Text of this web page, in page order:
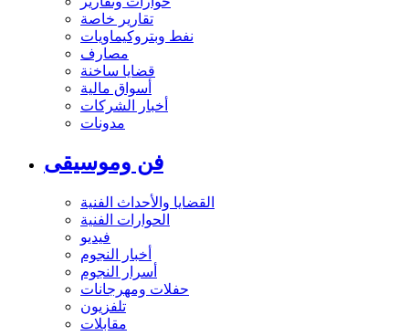
تقارير خاصة
نفط وبتروكيماويات
مصارف
قضايا ساخنة
أسواق مالية
أخبار الشركات
مدونات
فن وموسيقى
القضايا والأحداث الفنية
الحوارات الفنية
فيديو
أخبار النجوم
أسرار النجوم
حفلات ومهرجانات
تلفزيون
مقابلات